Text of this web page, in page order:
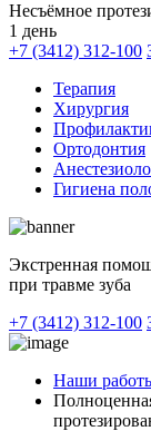
Несъёмное
1 день
+7 (3412) 312-100
Терапия
Хирургия
Ортодонтия
Гигиена
Экстренная
при травме зуба
+7 (3412) 312-100
Наши